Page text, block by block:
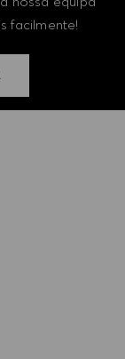
facilmente!